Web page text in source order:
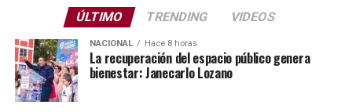
ÚLTIMO TRENDING VIDEOS
NACIONAL Hace 8 horas
La recuperación del espacio público genera
bienestar: Janecarlo Lozano